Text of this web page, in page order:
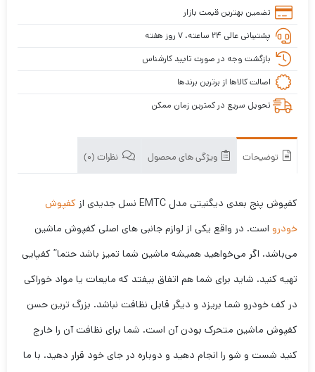
تضمین بهترین قیمت بازار
پشتیبانی عالی ۲۴ ساعته، ۷ روز هفته
بازگشت وجه در صورت تایید کارشناس
اصالت کالاها از برترین برندها
تحویل سریع در کمترین زمان ممکن
توضیحات ویژگی های محصول نظرات (0)
کفپوش پنج بعدی دیگنیتی مدل EMTC نسل جدیدی از
کفپوش
خودرو است. در واقع یکی از لوازم جانبی های اصلی کفپوش ماشین
می‌باشد. اگر می‌خواهید همیشه ماشین شما تمیز باشد حتما” کفپایی
تهیه کنید. شاید برای شما هم اتفاق بیفتد که مایعات یا مواد خوراکی
در کف خودرو شما بریزد و دیگر قابل نظافت نباشد. بزرگ ترین حسن
کفپوش ماشین متحرک بودن آن است. شما برای نظافت آن را خارج
کنید شست و شو را انجام دهید و دوباره در جای خود قرار دهید. با ما